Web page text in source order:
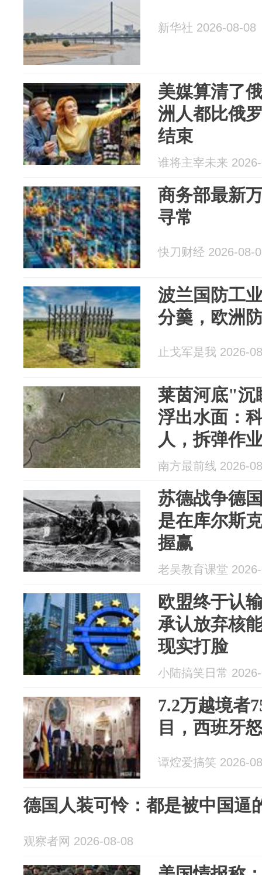
新华社 2026-08-08
美媒算清了
洲人都比俄
结束
谁将主宰未来
商务部最新
寻常
快刀财经 2026-08-
波兰国防工
分羹，欧洲
止戈军是我 2026-
莱茵河底"沉
浮出水面：
人，拆弹作
南方最前线 2026-
苏德战争德
是在库尔斯
握赢
老吴教育课堂
欧盟终于认
承认放弃核
现实打脸
小陆搞笑日常
7.2万越境者
目，西班牙
谭焢爱搞笑 2026-
德国人装可怜：都是被中国逼
观察者网 2026-08-08